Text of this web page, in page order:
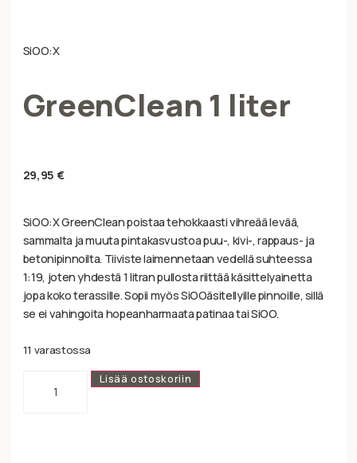
SiOO:X
GreenClean 1 liter
29,95 €
SiOO:X GreenClean poistaa tehokkaasti vihreää levää,
sammalta ja muuta pintakasvustoa puu-, kivi-, rappaus- ja
betonipinnoilta. Tiiviste laimennetaan vedellä suhteessa
1:19, joten yhdestä 1 litran pullosta riittää käsittelyainetta
jopa koko terassille. Sopii myös SiOOäsitellyille pinnoille, sillä
se ei vahingoita hopeanharmaata patinaa tai SiOO.
11 varastossa
Lisää ostoskoriin